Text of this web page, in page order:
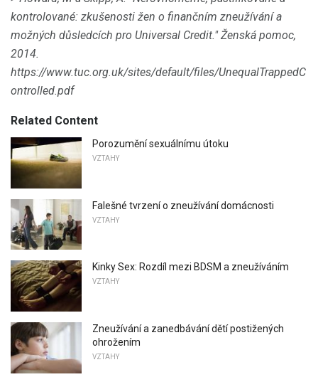
kontrolované: zkušenosti žen o finančním zneužívání a
možných důsledcích pro Universal Credit." Ženská pomoc,
2014.
https://www.tuc.org.uk/sites/default/files/UnequalTrappedC
ontrolled.pdf
Related Content
Porozumění sexuálnímu útoku
VZTAHY
Falešné tvrzení o zneužívání domácnosti
VZTAHY
Kinky Sex: Rozdíl mezi BDSM a zneužíváním
VZTAHY
Zneužívání a zanedbávání dětí postižených
ohrožením
VZTAHY